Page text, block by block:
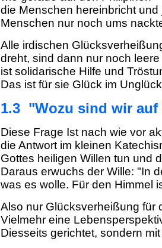
die Menschen hereinbricht
Menschen nur noch ums
Alle irdischen
dreht, sind dann nur noch
ist solidarische Hilfe und
Das ist für sie Glück im
1.3 "Wozu sind wir auf
Diese Frage Ist nach wie vor
die Antwort im kleinen
Gottes heiligen Willen tun und
Daraus erwuchs der Wille: "In
was es wolle. Für den Himmel
Also nur Glücksverheißung für
Vielmehr eine
Diesseits gerichtet, sondern